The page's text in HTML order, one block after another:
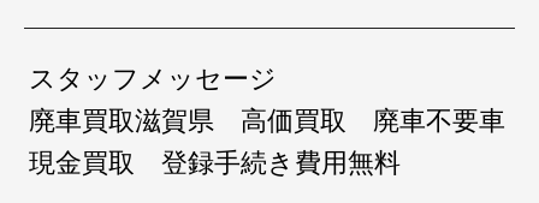
スタッフメッセージ
廃車買取滋賀県 高価買取 廃車不要車
現金買取 登録手続き費用無料